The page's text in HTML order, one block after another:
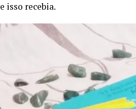
isso recebia.